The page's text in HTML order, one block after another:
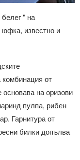
" на
юфка, известно и
комбинация от
на оризови
пулпа, рибен
Гарнитура от
билки допълва